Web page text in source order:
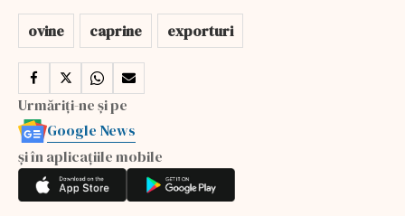
ovine caprine exporturi
Urmăriți-ne și pe
Google News
și în aplicațiile mobile